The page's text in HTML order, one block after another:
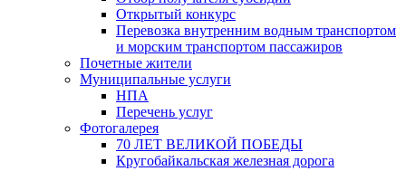
Открытый конкурс
Перевозка внутренним водным транспортом
и морским транспортом пассажиров
Почетные жители
Муниципальные услуги
НПА
Перечень услуг
Фотогалерея
70 ЛЕТ ВЕЛИКОЙ ПОБЕДЫ
Кругобайкальская железная дорога